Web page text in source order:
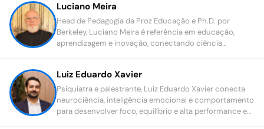
Luciano Meira
Head de Pedagogia da Proz Educação e Ph.D. por
Berkeley, Luciano Meira é referência em educação,
aprendizagem e inovação, conectando ciência
Luiz Eduardo Xavier
Psiquiatra e palestrante, Luiz Eduardo Xavier conecta
neurociência, inteligência emocional e comportamento
para desenvolver foco, equilíbrio e alta performance em